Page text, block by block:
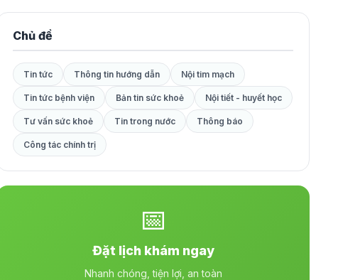
Chủ đề
Tin tức Thông tin hướng dẫn Nội tim mạch
Tin tức bệnh viện Bản tin sức khoẻ Nội tiết - huyết học
Tư vấn sức khoẻ Tin trong nước Thông báo
Công tác chính trị
📅
Đặt lịch khám ngay
Nhanh chóng, tiện lợi, an toàn